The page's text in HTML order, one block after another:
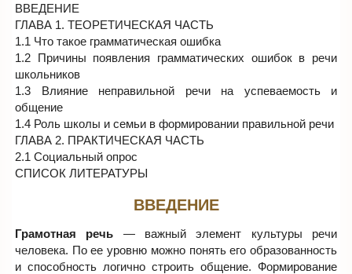
ВВЕДЕНИЕ
ГЛАВА 1. ТЕОРЕТИЧЕСКАЯ ЧАСТЬ
1.1 Что такое грамматическая ошибка
1.2 Причины появления грамматических ошибок в речи
школьников
1.3 Влияние неправильной речи на успеваемость и
общение
1.4 Роль школы и семьи в формировании правильной речи
ГЛАВА 2. ПРАКТИЧЕСКАЯ ЧАСТЬ
2.1 Социальный опрос
СПИСОК ЛИТЕРАТУРЫ
ВВЕДЕНИЕ
Грамотная речь — важный элемент культуры речи
человека. По ее уровню можно понять его образованность
и способность логично строить общение. Формирование